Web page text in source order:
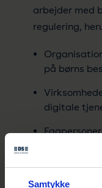
Samtykke
arbejder med
regulering,
på børns
digitale
sikkerhed,
Andre med